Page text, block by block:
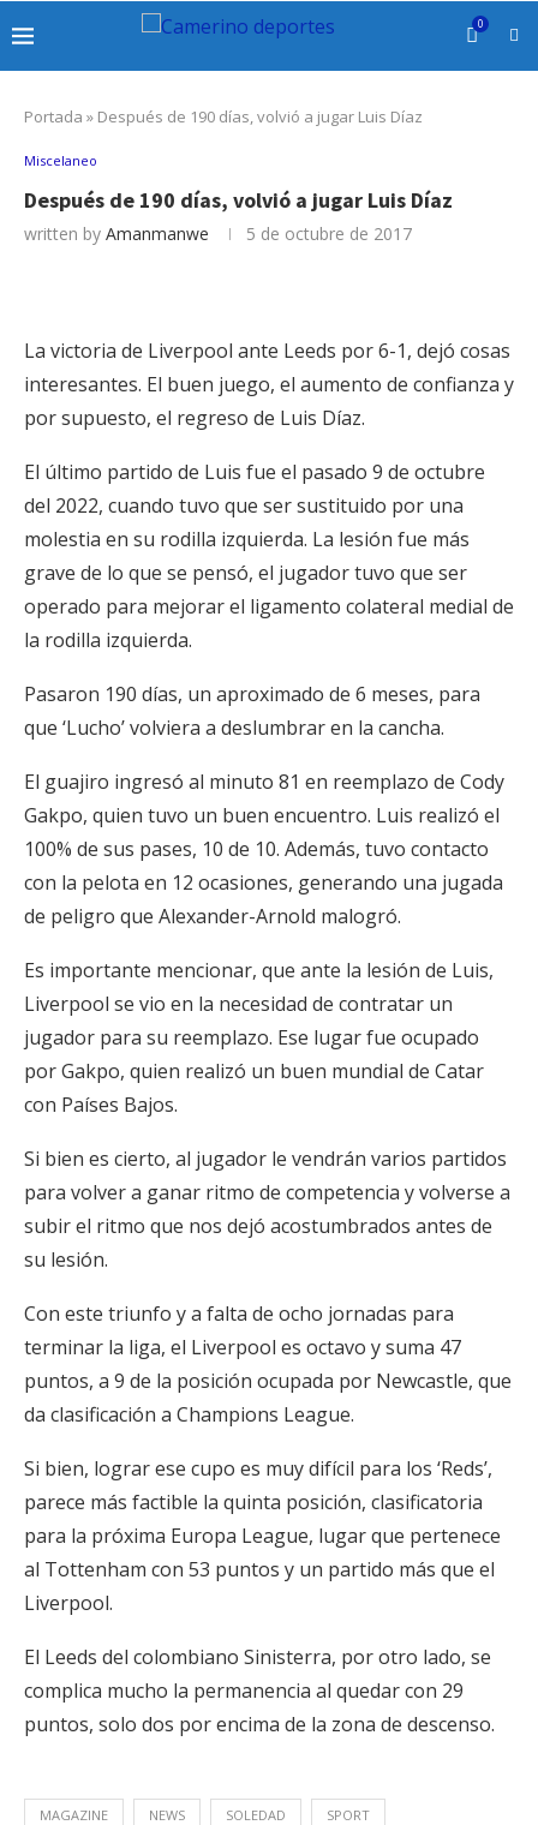
0
Portada » Después de 190 días, volvió a jugar Luis Díaz
Miscelaneo
Después de 190 días, volvió a jugar Luis Díaz
written by Amanmanwe 5 de octubre de 2017
La victoria de Liverpool ante Leeds por 6-1, dejó cosas
interesantes. El buen juego, el aumento de confianza y
por supuesto, el regreso de Luis Díaz.
El último partido de Luis fue el pasado 9 de octubre
del 2022, cuando tuvo que ser sustituido por una
molestia en su rodilla izquierda. La lesión fue más
grave de lo que se pensó, el jugador tuvo que ser
operado para mejorar el ligamento colateral medial de
la rodilla izquierda.
Pasaron 190 días, un aproximado de 6 meses, para
que ‘Lucho’ volviera a deslumbrar en la cancha.
El guajiro ingresó al minuto 81 en reemplazo de Cody
Gakpo, quien tuvo un buen encuentro. Luis realizó el
100% de sus pases, 10 de 10. Además, tuvo contacto
con la pelota en 12 ocasiones, generando una jugada
de peligro que Alexander-Arnold malogró.
Es importante mencionar, que ante la lesión de Luis,
Liverpool se vio en la necesidad de contratar un
jugador para su reemplazo. Ese lugar fue ocupado
por Gakpo, quien realizó un buen mundial de Catar
con Países Bajos.
Si bien es cierto, al jugador le vendrán varios partidos
para volver a ganar ritmo de competencia y volverse a
subir el ritmo que nos dejó acostumbrados antes de
su lesión.
Con este triunfo y a falta de ocho jornadas para
terminar la liga, el Liverpool es octavo y suma 47
puntos, a 9 de la posición ocupada por Newcastle, que
da clasificación a Champions League.
Si bien, lograr ese cupo es muy difícil para los ‘Reds’,
parece más factible la quinta posición, clasificatoria
para la próxima Europa League, lugar que pertenece
al Tottenham con 53 puntos y un partido más que el
Liverpool.
El Leeds del colombiano Sinisterra, por otro lado, se
complica mucho la permanencia al quedar con 29
puntos, solo dos por encima de la zona de descenso.
MAGAZINE NEWS SOLEDAD SPORT